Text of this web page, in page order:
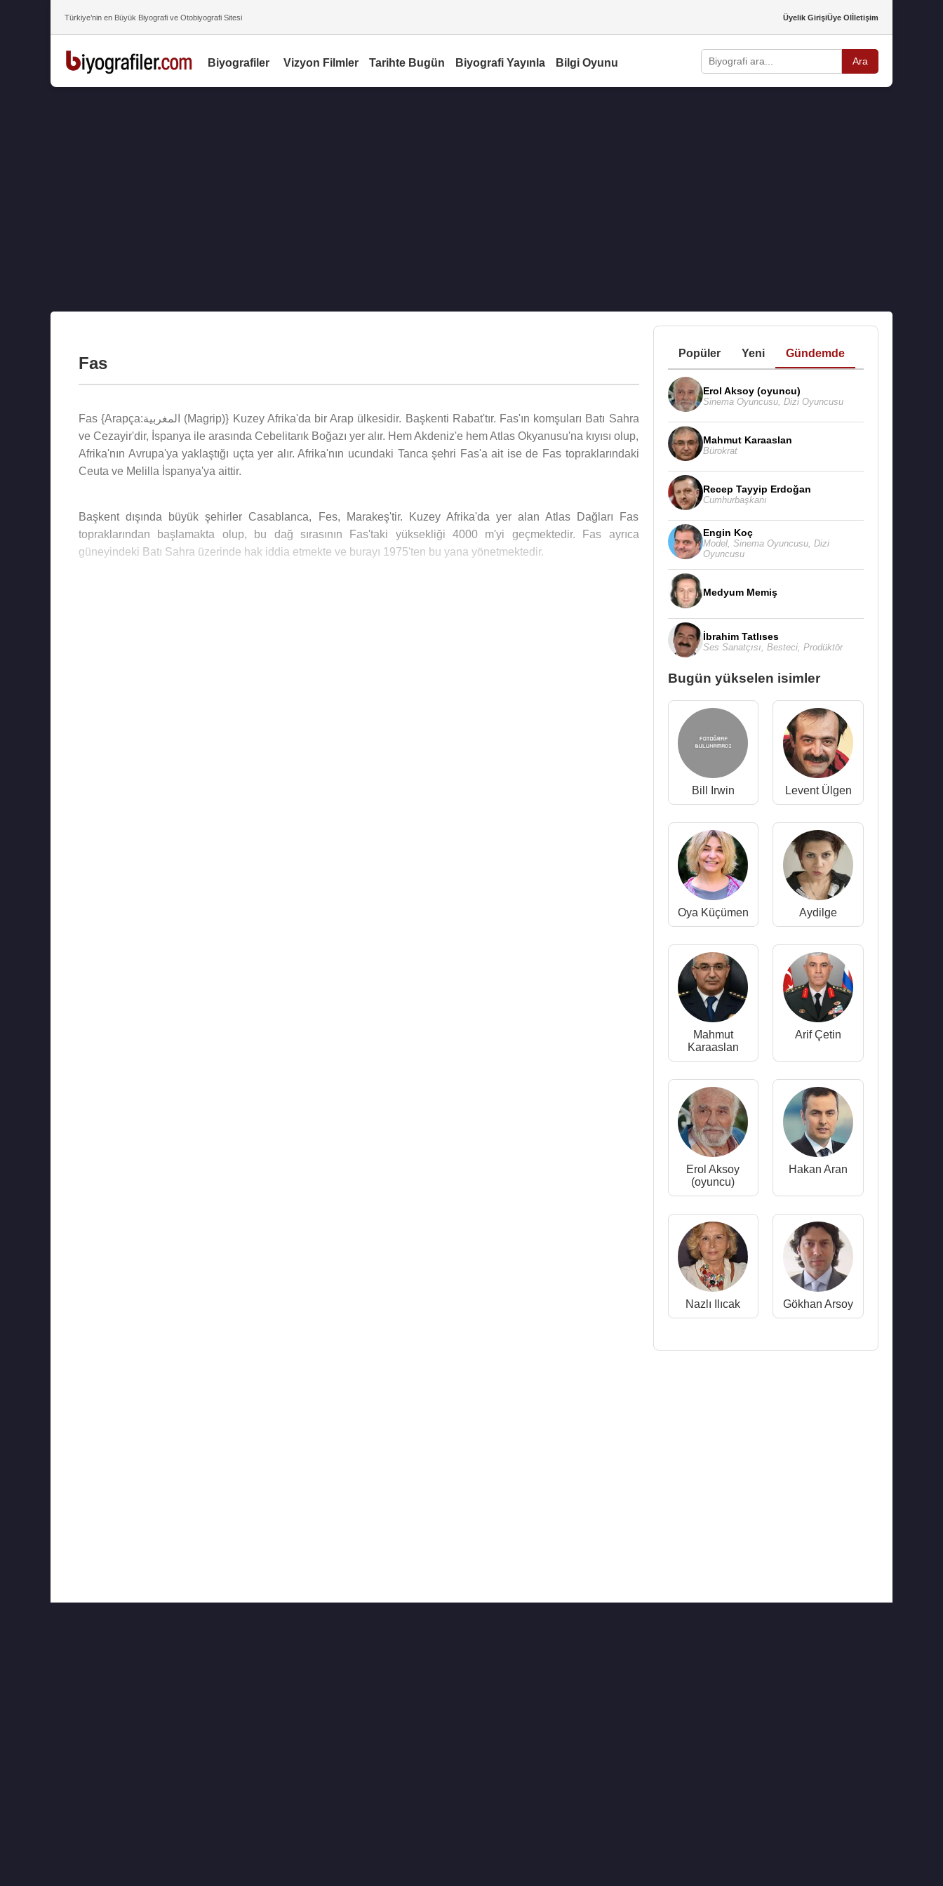
Türkiye’nin en Büyük Biyografi ve Otobiyografi Sitesi Üyelik GirişiÜye Olİletişim
Biyografiler Vizyon Filmler Tarihte Bugün Biyografi Yayınla Bilgi Oyunu Ara
Fas
Fas {Arapça:المغربية (Magrip)} Kuzey Afrika'da bir Arap ülkesidir. Başkenti Rabat'tır. Fas'ın komşuları Batı Sahra
ve Cezayir'dir, İspanya ile arasında Cebelitarık Boğazı yer alır. Hem Akdeniz'e hem Atlas Okyanusu'na kıyısı olup,
Afrika'nın Avrupa'ya yaklaştığı uçta yer alır. Afrika'nın ucundaki Tanca şehri Fas'a ait ise de Fas topraklarındaki
Ceuta ve Melilla İspanya'ya aittir.
Başkent dışında büyük şehirler Casablanca, Fes, Marakeş'tir. Kuzey Afrika'da yer alan Atlas Dağları Fas
topraklarından başlamakta olup, bu dağ sırasının Fas'taki yüksekliği 4000 m'yi geçmektedir. Fas ayrıca
güneyindeki Batı Sahra üzerinde hak iddia etmekte ve burayı 1975'ten bu yana yönetmektedir.
Popüler Yeni Gündemde
Erol Aksoy (oyuncu)
Sinema Oyuncusu, Dizi Oyuncusu
Mahmut Karaaslan
Bürokrat
Recep Tayyip Erdoğan
Cumhurbaşkanı
Engin Koç
Model, Sinema Oyuncusu, Dizi
Oyuncusu
Medyum Memiş
İbrahim Tatlıses
Ses Sanatçısı Besteci, Prodüktör
Bugün yükselen isimler
Bill Irwin Levent Ülgen
Oya Küçümen Aydilge
Mahmut
Karaaslan
Arif Çetin
Erol Aksoy
(oyuncu)
Hakan Aran
Nazlı Ilıcak Gökhan Arsoy